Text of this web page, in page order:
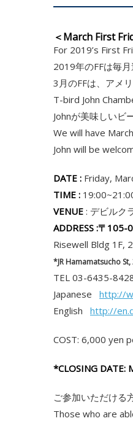
＜March First
For 2019’s First
2019年のFFは毎
3月のFFは、アメ
T-bird John
Johnが美味しいビ
We will have
John will be
DATE : Friday,
TIME :
VENUE : デビルク
ADDRESS :〒
Risewell Bldg 1F,
*JR Hamamatsucho
TEL 03-6435-
Japanese http://
English http://
COST: 6,000 yen
*CLOSING DATE:
ご参加いただける
Those who are